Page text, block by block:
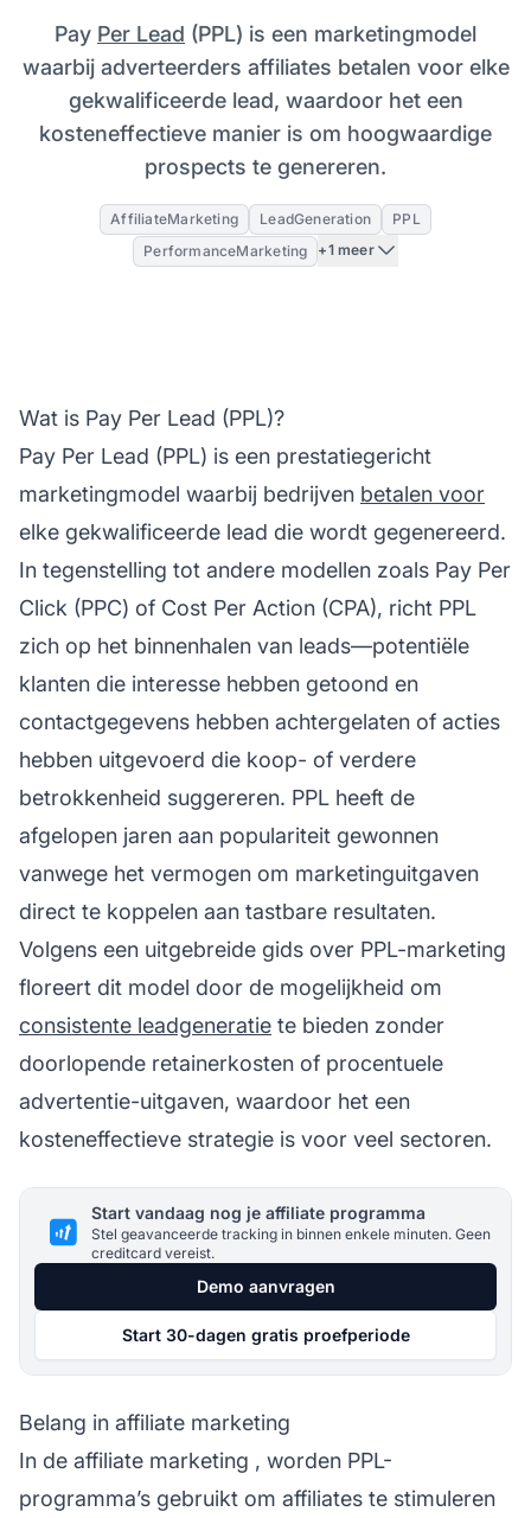
Pay Per Lead (PPL) is een marketingmodel
waarbij adverteerders affiliates betalen voor elke
gekwalificeerde lead, waardoor het een
kosteneffectieve manier is om hoogwaardige
prospects te genereren.
AffiliateMarketing LeadGeneration
PPL
PerformanceMarketing
+1 meer
Wat is Pay Per Lead (PPL)?
Pay Per Lead (PPL) is een prestatiegericht
marketingmodel waarbij bedrijven betalen voor
elke gekwalificeerde lead die wordt gegenereerd.
In tegenstelling tot andere modellen zoals Pay Per
Click (PPC) of Cost Per Action (CPA), richt PPL
zich op het binnenhalen van leads—potentiële
klanten die interesse hebben getoond en
contactgegevens hebben achtergelaten of acties
hebben uitgevoerd die koop- of verdere
betrokkenheid suggereren. PPL heeft de
afgelopen jaren aan populariteit gewonnen
vanwege het vermogen om marketinguitgaven
direct te koppelen aan tastbare resultaten.
Volgens een uitgebreide gids over PPL-marketing
floreert dit model door de mogelijkheid om
consistente leadgeneratie te bieden zonder
doorlopende retainerkosten of procentuele
advertentie-uitgaven, waardoor het een
kosteneffectieve strategie is voor veel sectoren.
Start vandaag nog je affiliate programma
Stel geavanceerde tracking in binnen enkele minuten. Geen
creditcard vereist.
Demo aanvragen
Start 30-dagen gratis proefperiode
Belang in affiliate marketing
In de affiliate marketing , worden PPL-
programma’s gebruikt om affiliates te stimuleren